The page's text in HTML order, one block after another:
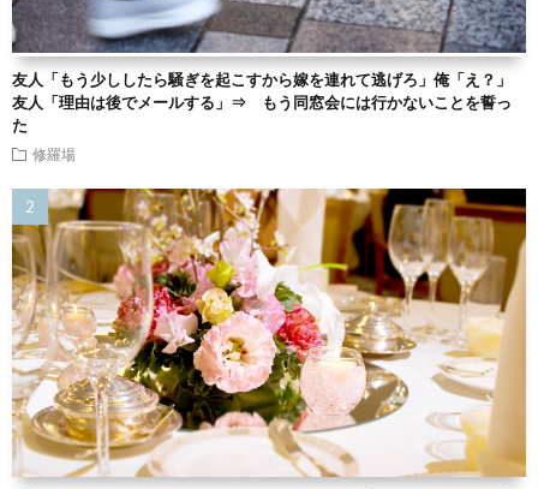
友人「もう少ししたら騒ぎを起こすから嫁を連れて逃げろ」俺「え？」
友人「理由は後でメールする」⇒ もう同窓会には行かないことを誓っ
た
修羅場